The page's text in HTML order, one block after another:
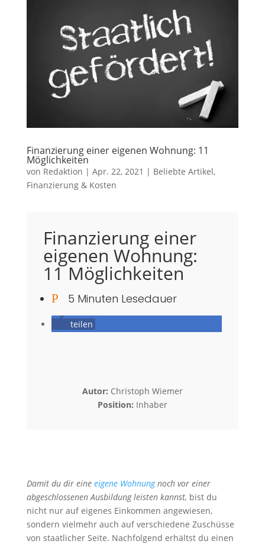
Finanzierung einer eigenen Wohnung: 11
Möglichkeiten
von Redaktion | Apr. 22, 2021 | Beliebte Artikel,
Finanzierung & Kosten
Finanzierung einer
eigenen Wohnung:
11 Möglichkeiten
P 5 Minuten Lesedauer
teilen
Autor: Christoph Wiemer
Position: Inhaber
Damit du dir eine eigene Wohnungnoch vor einer
abgeschlossenen Ausbildung leisten kannst, bist du
nicht nur auf eigenes Einkommen angewiesen,
sondern vielmehr auch auf verschiedene Zuschüsse
von staatlicher Seite. Nachfolgend erhältst du einen